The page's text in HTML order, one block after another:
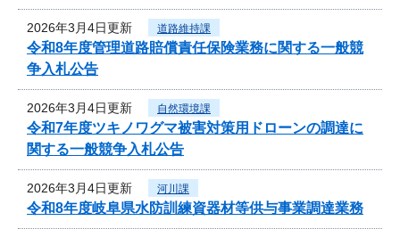
2026年3月4日更新 道路維持課
令和8年度管理道路賠償責任保険業務に関する一般競
争入札公告
2026年3月4日更新 自然環境課
令和7年度ツキノワグマ被害対策用ドローンの調達に
関する一般競争入札公告
2026年3月4日更新 河川課
令和8年度岐阜県水防訓練資器材等供与事業調達業務